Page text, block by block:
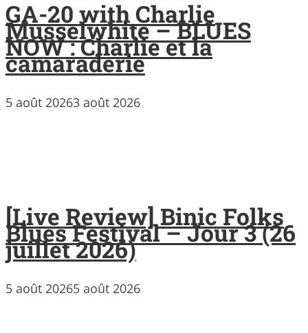
GA-20 with Charlie
Musselwhite – BLUES
NOW : Charlie et la
camaraderie
5 août 20263 août 2026
[Live Review] Binic Folks
Blues Festival – Jour 3 (26
juillet 2026)
5 août 20265 août 2026